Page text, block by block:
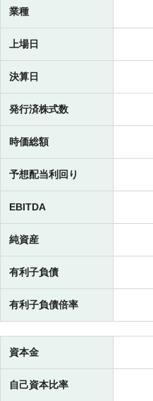
業種
上場日
決算日
発行済株式数
時価総額
予想配当利回り
EBITDA
純資産
有利子負債
有利子負債倍率
資本金
自己資本比率